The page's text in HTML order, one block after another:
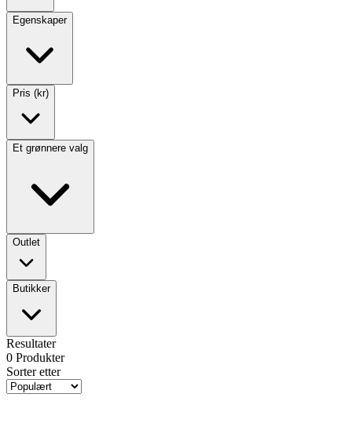
Egenskaper
Pris (kr)
Et grønnere valg
Outlet
Butikker
Resultater
0 Produkter
Sorter etter